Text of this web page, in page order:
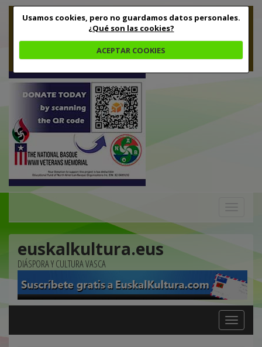
Usamos cookies, pero no guardamos datos personales.
¿Qué son las cookies?
ACEPTAR COOKIES
euskalkultura.eus
DIÁSPORA Y CULTURA VASCA
Toggle
navigation